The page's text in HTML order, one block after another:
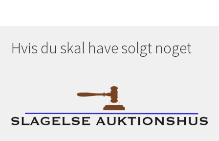
Hvis du skal have solgt noget